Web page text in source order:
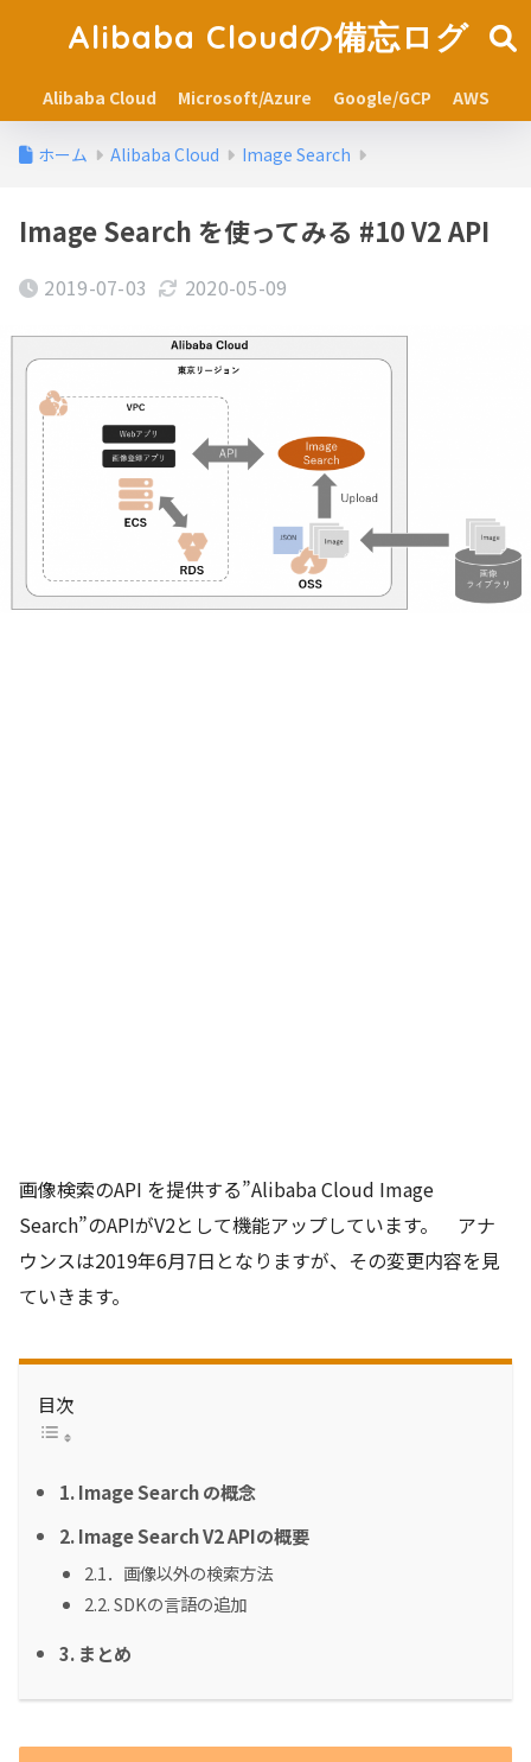
Alibaba Cloudの備忘ログ
Alibaba Cloud Microsoft/Azure Google/GCP AWS
ホーム Alibaba Cloud Image Search
Image Search を使ってみる #10 V2 API
2019-07-03 2020-05-09
画像検索のAPI を提供する”Alibaba Cloud Image
Search”のAPIがV2として機能アップしています。 アナ
ウンスは2019年6月7日となりますが、その変更内容を見
ていきます。
目次
1. Image Search の概念
2. Image Search V2 APIの概要
2.1．画像以外の検索方法
2.2. SDKの言語の追加
3. まとめ